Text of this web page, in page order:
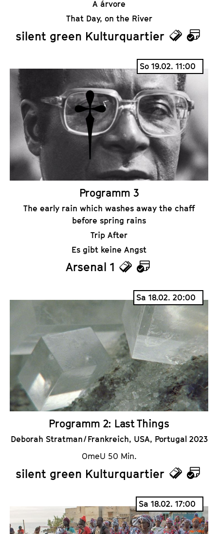
A árvore
That Day, on the River
silent green Kulturquartier
T
i
c
k
e
t
s
K
a
l
e
n
d
e
r
So 19.02. 11:00
Programm 3
The early rain which washes away the chaff
before spring rains
Trip After
Es gibt keine Angst
Arsenal 1
T
c
e
t
s
K
a
l
e
n
d
e
r
Sa 18.02. 20:00
Programm 2: Last Things
Deborah Stratman / Frankreich, USA, Portugal 2023
OmeU 50 Min.
silent green Kulturquartier
T
i
c
k
K
a
l
e
Sa 18.02. 17:00